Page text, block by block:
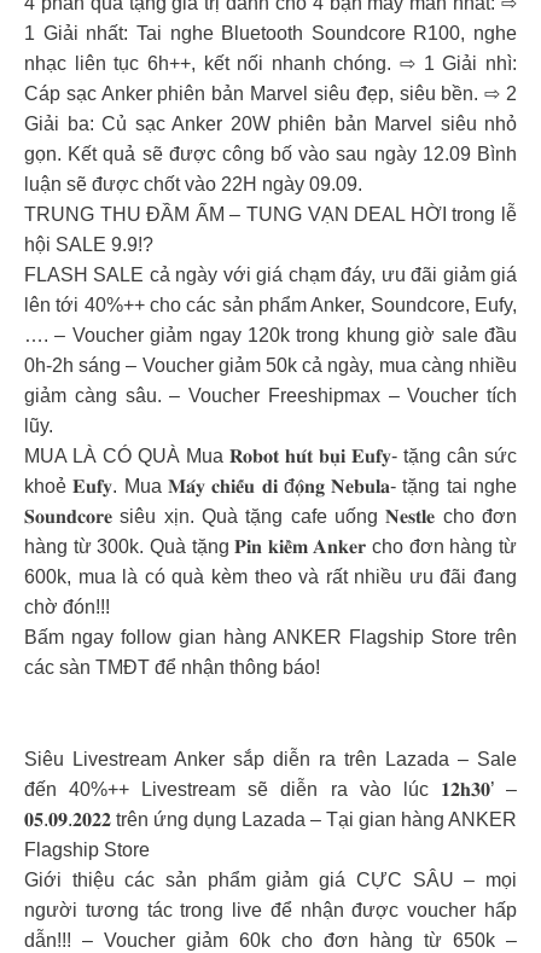
1 Giải nhất: Tai nghe Bluetooth Soundcore R100, nghe
nhạc liên tục 6h++, kết nối nhanh chóng. ⇨ 1 Giải nhì:
Cáp sạc Anker phiên bản Marvel siêu đẹp, siêu bền. ⇨ 2
Giải ba: Củ sạc Anker 20W phiên bản Marvel siêu nhỏ
gọn. Kết quả sẽ được công bố vào sau ngày 12.09 Bình
luận sẽ được chốt vào 22H ngày 09.09.
TRUNG THU ĐẦM ẤM – TUNG VẠN DEAL HỜI trong lễ
hội SALE 9.9!?
FLASH SALE cả ngày với giá chạm đáy, ưu đãi giảm giá
lên tới 40%++ cho các sản phẩm Anker, Soundcore, Eufy,
…. – Voucher giảm ngay 120k trong khung giờ sale đầu
0h-2h sáng – Voucher giảm 50k cả ngày, mua càng nhiều
giảm càng sâu. – Voucher Freeshipmax – Voucher tích
lũy.
MUA LÀ CÓ QUÀ Mua 𝐑𝐨𝐛𝐨𝐭 𝐡𝐮́𝐭 𝐛𝐮̣𝐢 𝐄𝐮𝐟𝐲- tặng cân sức
khoẻ 𝐄𝐮𝐟𝐲. Mua 𝐌𝐚́𝐲 𝐜𝐡𝐢𝐞̂́𝐮 𝐝𝐢 đ𝐨̣̂𝐧𝐠 𝐍𝐞𝐛𝐮𝐥𝐚- tặng tai nghe
𝐒𝐨𝐮𝐧𝐝𝐜𝐨𝐫𝐞 siêu xịn. Quà tặng cafe uống 𝐍𝐞𝐬𝐭𝐥𝐞 cho đơn
hàng từ 300k. Quà tặng 𝐏𝐢𝐧 𝐤𝐢𝐞̂̀𝐦 𝐀𝐧𝐤𝐞𝐫 cho đơn hàng từ
600k, mua là có quà kèm theo và rất nhiều ưu đãi đang
chờ đón!!!
Bấm ngay follow gian hàng ANKER Flagship Store trên
các sàn TMĐT để nhận thông báo!
Siêu Livestream Anker sắp diễn ra trên Lazada – Sale
đến 40%++ Livestream sẽ diễn ra vào lúc 𝟏𝟐𝐡𝟑𝟎’ –
𝟎𝟓.𝟎𝟗.𝟐𝟎𝟐𝟐 trên ứng dụng Lazada – Tại gian hàng ANKER
Flagship Store
Giới thiệu các sản phẩm giảm giá CỰC SÂU – mọi
người tương tác trong live để nhận được voucher hấp
dẫn!!! – Voucher giảm 60k cho đơn hàng từ 650k –